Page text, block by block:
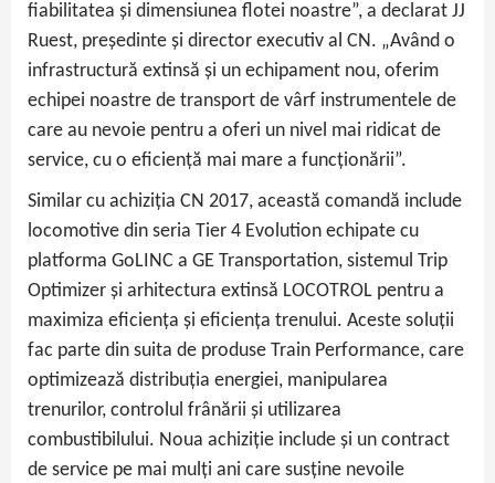
fiabilitatea și dimensiunea flotei noastre”, a declarat JJ
Ruest, președinte și director executiv al CN. „Având o
infrastructură extinsă și un echipament nou, oferim
echipei noastre de transport de vârf instrumentele de
care au nevoie pentru a oferi un nivel mai ridicat de
service, cu o eficiență mai mare a funcționării”.
Similar cu achiziția CN 2017, această comandă include
locomotive din seria Tier 4 Evolution echipate cu
platforma GoLINC a GE Transportation, sistemul Trip
Optimizer și arhitectura extinsă LOCOTROL pentru a
maximiza eficiența și eficiența trenului. Aceste soluții
fac parte din suita de produse Train Performance, care
optimizează distribuția energiei, manipularea
trenurilor, controlul frânării și utilizarea
combustibilului. Noua achiziție include și un contract
de service pe mai mulți ani care susține nevoile